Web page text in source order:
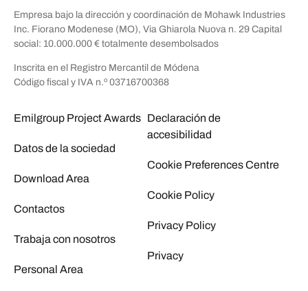
Empresa bajo la dirección y coordinación de Mohawk Industries
Inc. Fiorano Modenese (MO), Via Ghiarola Nuova n. 29 Capital
social: 10.000.000 € totalmente desembolsados
Inscrita en el Registro Mercantil de Módena
Código fiscal y IVA n.º 03716700368
Emilgroup Project Awards
Datos de la sociedad
Download Area
Contactos
Trabaja con nosotros
Personal Area
Declaración de
accesibilidad
Cookie Preferences Centre
Cookie Policy
Privacy Policy
Privacy